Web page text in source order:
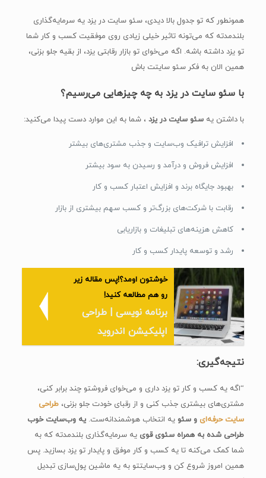
همونطور که تو جدول بالا دیدی، سئو سایت در یزد یه سرمایه‌گذاری
بلندمدته که می‌تونه تاثیر خیلی زیادی روی موفقیت کسب و کار شما
تو یزد داشته باشه. اگه می‌خوای تو بازار رقابتی یزد، از بقیه جلو بزنی،
همین الان به فکر سئو سایتت باش
با سئو سایت در یزد به چه چیزهایی می‌رسیم؟
با داشتن یه سئو سایت در یزد، شما به این موارد دست پیدا می‌کنید:
افزایش ترافیک وب‌سایت و جذب مشتری‌های بیشتر
افزایش فروش و درآمد و رسیدن به سود بیشتر
بهبود جایگاه برند و افزایش اعتبار کسب و کار
رقابت با شرکت‌های بزرگ‌تر و کسب سهم بیشتری از بازار
کاهش هزینه‌های تبلیغات و بازاریابی
رشد و توسعه پایدار کسب و کار
خوشتون اومد؟!پس مقاله زیر
رو هم مطالعه کنید!
برنامه نویسی | طراحی
اپلیکیشن اندروید
نتیجه‌گیری:
“اگه یه کسب و کار تو یزد داری و می‌خوای فروشتو چند برابر کنی،
مشتری‌های بیشتری جذب کنی و از رقبای خودت جلو بزنی، طراحی
سایت حرفه‌ای و سئو یه انتخاب هوشمندانه‌ست. یه وب‌سایت خوب
طراحی شده به همراه سئوی قوی یه سرمایه‌گذاری بلندمدته که به
شما کمک می‌کنه تا یه کسب و کار موفق و پایدار تو یزد بسازید. پس
همین امروز شروع کن و وب‌سایتتو به یه ماشین پول‌سازی تبدیل